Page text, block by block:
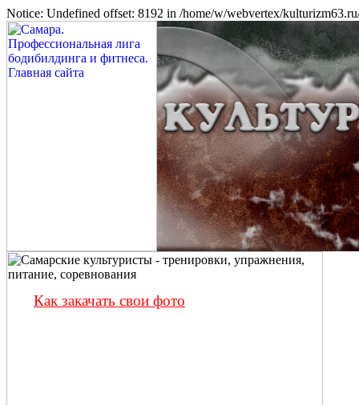
Notice: Undefined offset: 8192 in /home/w/webvertex/
Как закачать свои фото